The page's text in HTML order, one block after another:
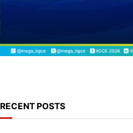
RECENT POSTS